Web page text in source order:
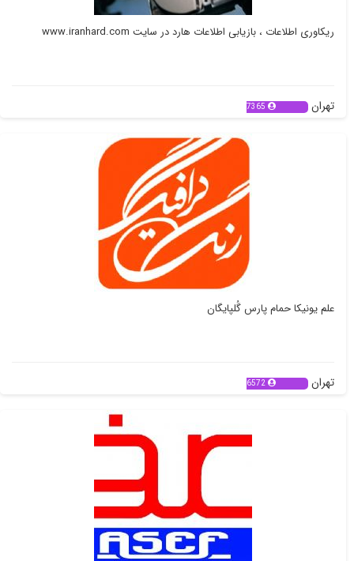
ریکاوری اطلاعات ، بازیابی اطلاعات هارد در سایت www.iranhard.com
تهران 7365
علم یونیکا حمام پارس گُلپایگان
تهران 6572